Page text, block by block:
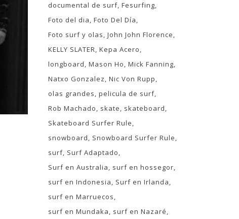
documental de surf Fesurfing
Foto del dia Foto Del Día
Foto surf y olas John John Florence
KELLY SLATER Kepa Acero
longboard Mason Ho Mick Fanning
Natxo Gonzalez Nic Von Rupp
olas grandes pelicula de surf
Rob Machado
skate
skateboard
Skateboard Surfer Rule
snowboard
Snowboard Surfer Rule
surf Surf Adaptado
Surf en Australia
surf en hossegor
surf en Indonesia
Surf en Irlanda
surf en Marruecos
surf en Mundaka
surf en Nazaré